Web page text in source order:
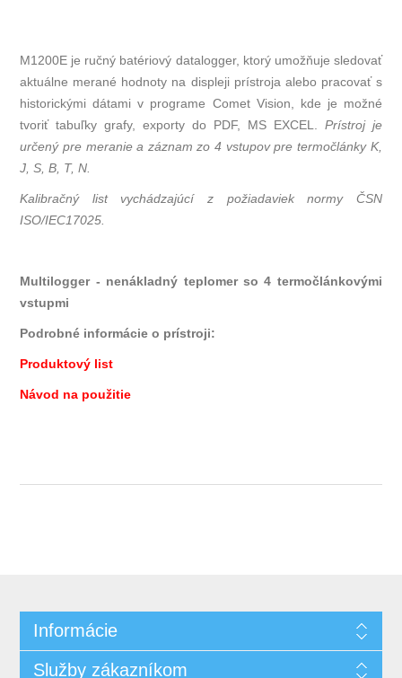
M1200E je ručný batériový datalogger, ktorý umožňuje sledovať
aktuálne merané hodnoty na displeji prístroja alebo pracovať s
historickými dátami v programe Comet Vision, kde je možné
tvoriť tabuľky grafy, exporty do PDF, MS EXCEL. Prístroj je
určený pre meranie a záznam zo 4 vstupov pre termočlánky K,
J, S, B, T, N.
Kalibračný list vychádzajúcí z požiadaviek normy ČSN
ISO/IEC17025.
Multilogger - nenákladný teplomer so 4 termočlánkovými
vstupmi
Podrobné informácie o prístroji:
Produktový list
Návod na použitie
Informácie
Služby zákazníkom